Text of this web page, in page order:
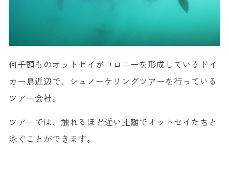
何千頭ものオットセイがコロニーを形成しているドイ
カー島近辺で、シュノーケリングツアーを行っている
ツアー会社。
ツアーでは、触れるほど近い距離でオットセイたちと
泳ぐことができます。